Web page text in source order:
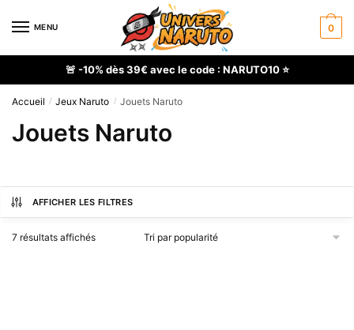
MENU 0
🚨 -10% dès 39€ avec le code : NARUTO10 ⭐
Accueil / Jeux Naruto / Jouets Naruto
Jouets Naruto
AFFICHER LES FILTRES
7 résultats affichésTrié